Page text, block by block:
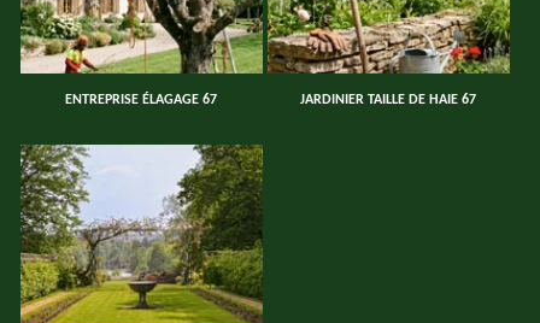
ENTREPRISE ÉLAGAGE 67 JARDINIER TAILLE DE HAIE 67